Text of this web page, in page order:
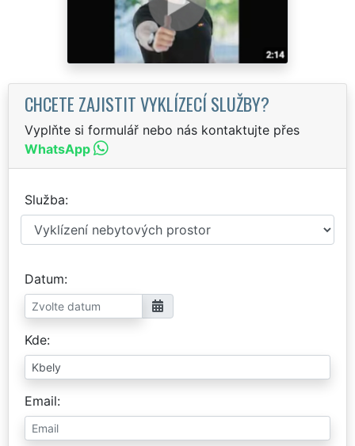
CHCETE ZAJISTIT VYKLÍZECÍ SLUŽBY?
Vyplňte si formulář nebo nás kontaktujte přes
WhatsApp
Služba
Datum
Kde
Email